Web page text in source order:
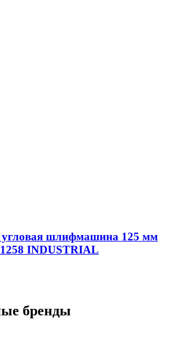
шлифмашина 125 мм
INDUSTRIAL
бренды